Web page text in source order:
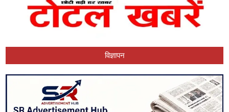
विज्ञापन